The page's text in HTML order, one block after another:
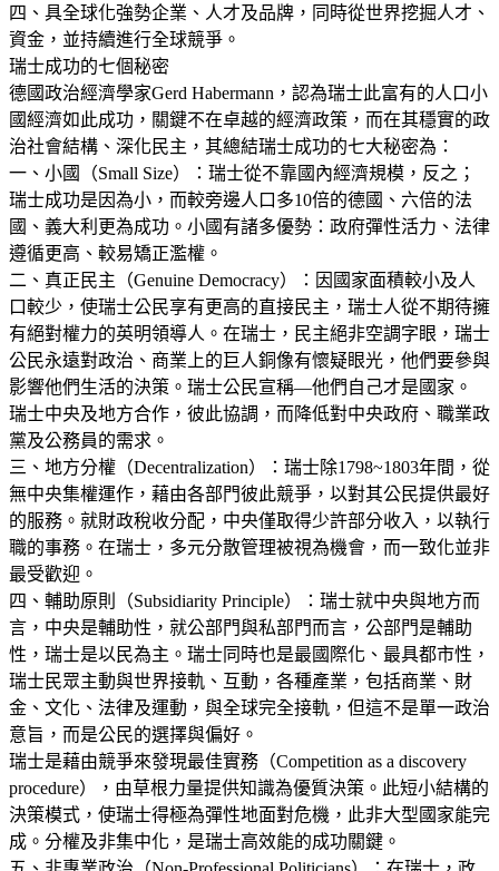
四、具全球化強勢企業、人才及品牌，同時從世界挖掘人才、
資金，並持續進行全球競爭。
瑞士成功的七個秘密
德國政治經濟學家Gerd Habermann，認為瑞士此富有的人口小
國經濟如此成功，關鍵不在卓越的經濟政策，而在其穩實的政
治社會結構、深化民主，其總結瑞士成功的七大秘密為：
一、小國（Small Size）：瑞士從不靠國內經濟規模，反之；
瑞士成功是因為小，而較旁邊人口多10倍的德國、六倍的法
國、義大利更為成功。小國有諸多優勢：政府彈性活力、法律
遵循更高、較易矯正濫權。
二、真正民主（Genuine Democracy）：因國家面積較小及人
口較少，使瑞士公民享有更高的直接民主，瑞士人從不期待擁
有絕對權力的英明領導人。在瑞士，民主絕非空調字眼，瑞士
公民永遠對政治、商業上的巨人銅像有懷疑眼光，他們要參與
影響他們生活的決策。瑞士公民宣稱—他們自己才是國家。
瑞士中央及地方合作，彼此協調，而降低對中央政府、職業政
黨及公務員的需求。
三、地方分權（Decentralization）：瑞士除1798~1803年間，從
無中央集權運作，藉由各部門彼此競爭，以對其公民提供最好
的服務。就財政稅收分配，中央僅取得少許部分收入，以執行
職的事務。在瑞士，多元分散管理被視為機會，而一致化並非
最受歡迎。
四、輔助原則（Subsidiarity Principle）：瑞士就中央與地方而
言，中央是輔助性，就公部門與私部門而言，公部門是輔助
性，瑞士是以民為主。瑞士同時也是最國際化、最具都市性，
瑞士民眾主動與世界接軌、互動，各種產業，包括商業、財
金、文化、法律及運動，與全球完全接軌，但這不是單一政治
意旨，而是公民的選擇與偏好。
瑞士是藉由競爭來發現最佳實務（Competition as a discovery
procedure），由草根力量提供知識為優質決策。此短小結構的
決策模式，使瑞士得極為彈性地面對危機，此非大型國家能完
成。分權及非集中化，是瑞士高效能的成功關鍵。